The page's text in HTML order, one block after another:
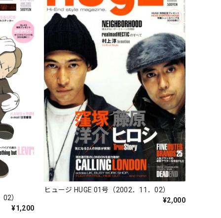
）
¥1,200
ヒュージ HUGE 01号（2002．11．02）
¥2,000